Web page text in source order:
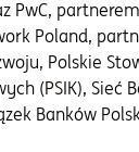
PwC,
Poland,
Polskie
(PSIK), Sieć
Banków